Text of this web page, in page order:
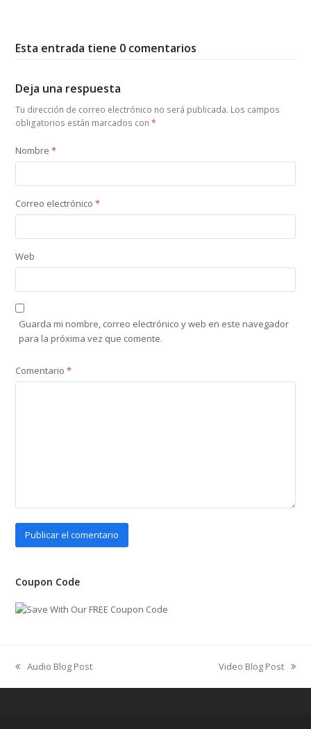
Esta entrada tiene 0 comentarios
Deja una respuesta
Tu dirección de correo electrónico no será publicada. Los campos
obligatorios están marcados con*
Nombre*
Correo electrónico*
Web
Guarda mi nombre, correo electrónico y web en este navegador
para la próxima vez que comente.
Comentario*
Coupon Code
previous
post:
Audio Blog Post
next
post:
Video Blog Post